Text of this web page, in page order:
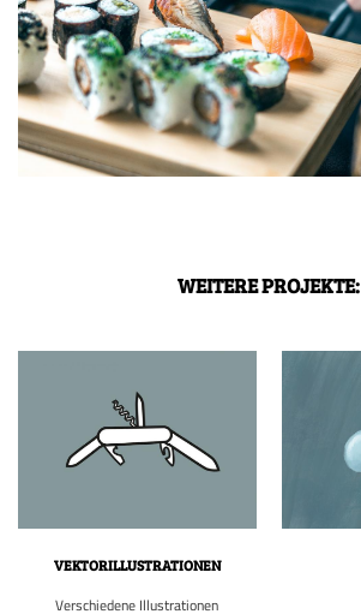
WEITERE PROJEKTE:
VEKTORILLUSTRATIONEN
Verschiedene Illustrationen